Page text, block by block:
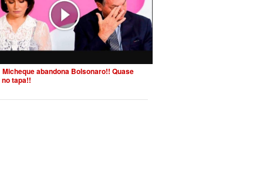
Micheque abandona Bolsonaro!! Quase
tapa!!